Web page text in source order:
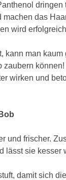
das
wird
kann man
wirken und
und frischer.
lässt sie kesser
damit sich